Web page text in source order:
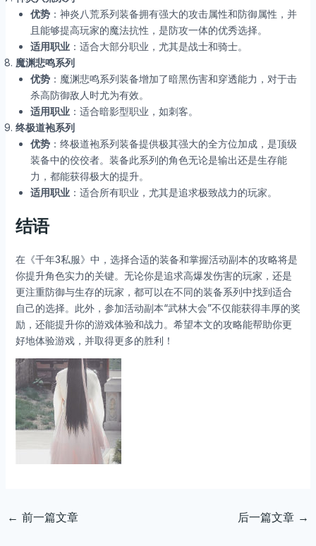
优势：神炎八荒系列装备拥有强大的攻击属性和防御属性，并
且能够提高玩家的魔法抗性，是防攻一体的优秀选择。
适用职业：适合大部分职业，尤其是战士和骑士。
魔渊悲鸣系列
优势：魔渊悲鸣系列装备增加了暗黑伤害和穿透能力，对于击
杀高防御敌人时尤为有效。
适用职业：适合暗影型职业，如刺客。
终极道袍系列
优势：终极道袍系列装备提供极其强大的全方位加成，是顶级
装备中的佼佼者。装备此系列的角色无论是输出还是生存能
力，都能获得极大的提升。
适用职业：适合所有职业，尤其是追求极致战力的玩家。
结语
在《千年3私服》中，选择合适的装备和掌握活动副本的攻略将是
你提升角色实力的关键。无论你是追求高爆发伤害的玩家，还是
更注重防御与生存的玩家，都可以在不同的装备系列中找到适合
自己的选择。此外，参加活动副本“武林大会”不仅能获得丰厚的奖
励，还能提升你的游戏体验和战力。希望本文的攻略能帮助你更
好地体验游戏，并取得更多的胜利！
← 前一篇文章 后一篇文章 →